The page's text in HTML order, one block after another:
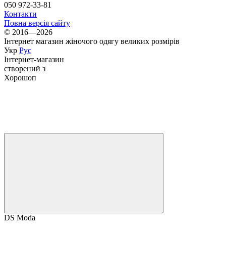
050 972-33-81
Контакти
Повна версія сайту
© 2016—2026
Інтернет магазин жіночого одягу великих розмірів
Укр Рус
Інтернет-магазин
створений з
Хорошоп
DS Moda